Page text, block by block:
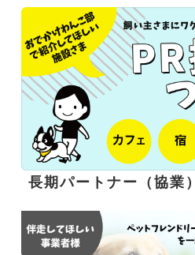
長期パートナー（協業）